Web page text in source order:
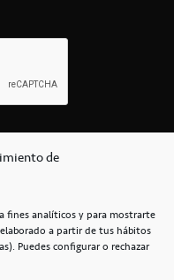
de
fines analíticos y para mostrarte
a partir de tus hábitos
Puedes configurar o rechazar